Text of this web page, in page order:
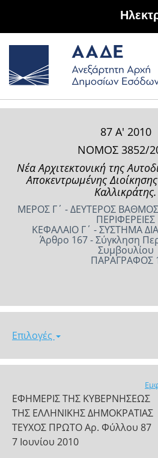
87 Α' 2010
ΝΟΜΟΣ 3852/
Νέα Αρχιτεκτονική της
Αποκεντρωμένης
Καλλικράτης.
ΜΕΡΟΣ Γ΄ - ΔΕΥΤΕΡΟΣ
ΠΕΡΙΦΕΡΕΙΕΣ
ΚΕΦΑΛΑΙΟ Γ΄ - ΣΥΣΤΗΜΑ
Άρθρο 167 - Σύγκληση
Συμβουλίου
ΠΑΡΑΓΡΑΦΟΣ
Επιλογές
ΕΦΗΜΕΡΙΣ ΤΗΣ ΚΥΒΕΡΝΗΣΕΩΣ
ΤΗΣ ΕΛΛΗΝΙΚΗΣ ΔΗΜΟΚΡΑΤΙΑΣ
ΤΕΥΧΟΣ ΠΡΩΤΟ Αρ. Φύλλου 87
7 Ιουνίου 2010